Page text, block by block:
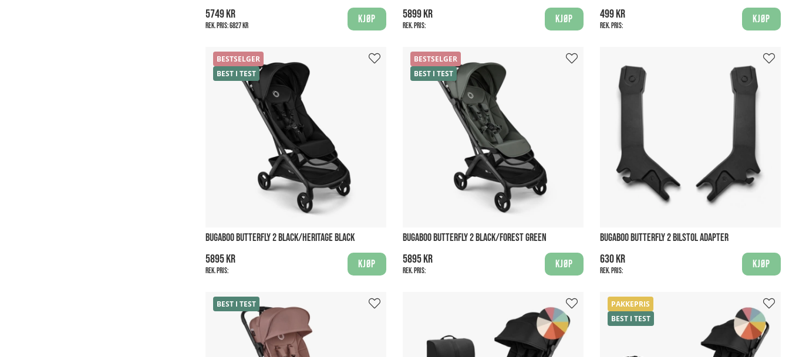
5749 kr
Rek. pris:6827 kr
Kjøp 5899 kr
Rek. pris:
Kjøp 499 kr
Rek. pris:
Kjøp
BESTSELGER
BEST I TEST
BUGABOO BUTTERFLY 2 BLACK/HERITAGE BLACK
5895 kr
Rek. pris:
Kjøp
BESTSELGER
BEST I TEST
BUGABOO BUTTERFLY 2 BLACK/FOREST GREEN
5895 kr
Rek. pris:
Kjøp
BUGABOO BUTTERFLY 2 BILSTOL ADAPTER
630 kr
Rek. pris:
Kjøp
BEST I TEST
PAKKEPRIS
BEST I TEST